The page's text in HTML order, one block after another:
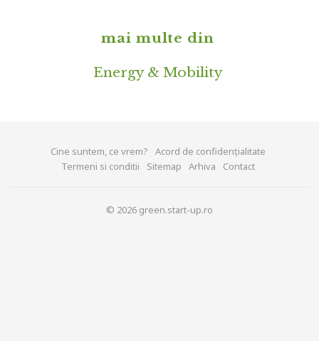
mai multe din
Energy & Mobility
Cine suntem, ce vrem?
Acord de confidențialitate
Termeni si conditii
Sitemap Arhiva Contact
© 2026 green.start-up.ro